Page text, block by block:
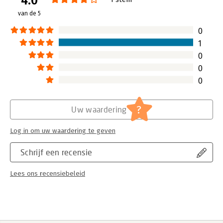
Jongbloed:
van de 5
0
1
0
0
0
Schrijf een recensie
Lees ons recensiebeleid
Uw waardering ?
Log in om uw waardering te geven